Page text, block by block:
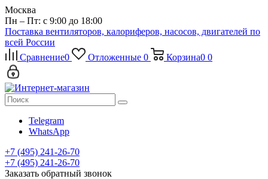
Москва
Пн – Пт: с 9:00 до 18:00
Поставка вентиляторов, калориферов, насосов, двигателей по
всей России
Сравнение0 Отложенные 0 Корзина0 0
Telegram
WhatsApp
+7 (495) 241-26-70
+7 (495) 241-26-70
Заказать обратный звонок